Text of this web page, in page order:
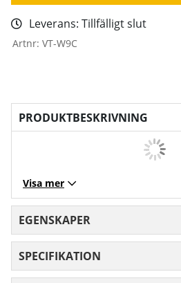
Leverans: Tillfälligt slut
Artnr: VT-W9C
PRODUKTBESKRIVNING
Visa mer
EGENSKAPER
SPECIFIKATION